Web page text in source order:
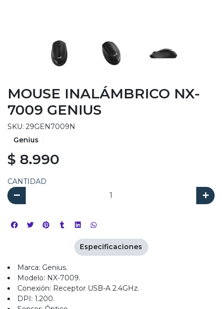
MOUSE INALÁMBRICO NX-
7009 GENIUS
SKU: 29GEN7009N
Genius
$ 8.990
CANTIDAD
Marca: Genius.
Modelo: NX-7009.
Conexión: Receptor USB-A 2.4GHz.
DPI: 1.200.
Especificaciones